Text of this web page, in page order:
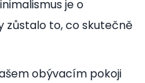
je o
zůstalo to, co skutečně
obývacím pokoji